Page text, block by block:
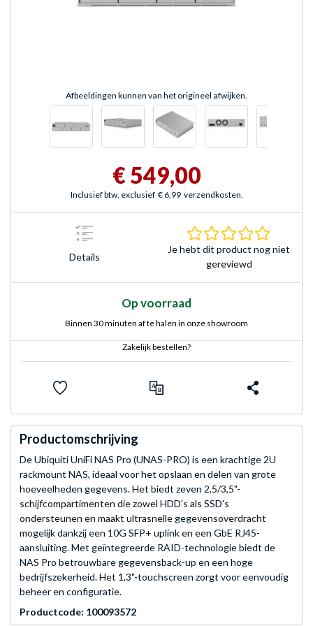
Afbeeldingen kunnen van het origineel afwijken.
€ 549,00
Inclusief btw, exclusief € 6,99 verzendkosten.
Details
Je hebt dit product nog niet
gereviewd
Op voorraad
Binnen 30 minuten af te halen in onze showroom
Zakelijk bestellen?
Productomschrijving
De Ubiquiti UniFi NAS Pro (UNAS-PRO) is een krachtige 2U
rackmount NAS, ideaal voor het opslaan en delen van grote
hoeveelheden gegevens. Het biedt zeven 2,5/3,5"-
schijfcompartimenten die zowel HDD's als SSD's
ondersteunen en maakt ultrasnelle gegevensoverdracht
mogelijk dankzij een 10G SFP+ uplink en een GbE RJ45-
aansluiting. Met geïntegreerde RAID-technologie biedt de
NAS Pro betrouwbare gegevensback-up en een hoge
bedrijfszekerheid. Het 1,3"-touchscreen zorgt voor eenvoudig
beheer en configuratie.
Productcode: 100093572